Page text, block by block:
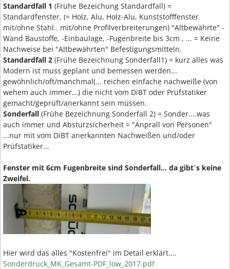
Standardfall 1 (Frühe Bezeichung Standardfall) =
Standardfenster, (= Holz, Alu, Holz-Alu, Kunststofffenster
mit/ohne Stahl.. mit/ohne Profilverbreiterungen) "Altbewährte" -
Wand Baustoffe, -Einbaulage, -Fugenbreite bis 3cm , ... = Keine
Nachweise bei "Altbewährten" Befestigungsmitteln.
Standardfall 2 (Frühe Bezeichnung Sonderfall1) = kurz alles was
Modern ist muss geplant und bemessen werden...
gewöhnlich/oft/manchmal(... reichen einfache nachweiße (von
wehem auch immer...) die nicht vom DiBT oder Prüfstatiker
gemacht/geprüft/anerkannt sein müssen.
Sonderfall (Frühe Bezeichnung Sonderfall 2) = Sonder....was
auch immer und Absturzsicherheit = "Anprall von Personen"
...nur mit vom DiBT anerkannten Nachweißen und/oder
Prüfstatiker...
Fenster mit 6cm Fugenbreite sind Sonderfall... da gibt´s keine
Zweifel.
Hier wird das alles "Kostenfrei" im Detail erklärt....
Sonderdruck_MK_Gesamt-PDF_low_2017.pdf